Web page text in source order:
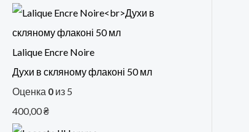
Lalique Encre Noire
Духи в скляному флаконі 50 мл
Оценка 0 из 5
400,00₴